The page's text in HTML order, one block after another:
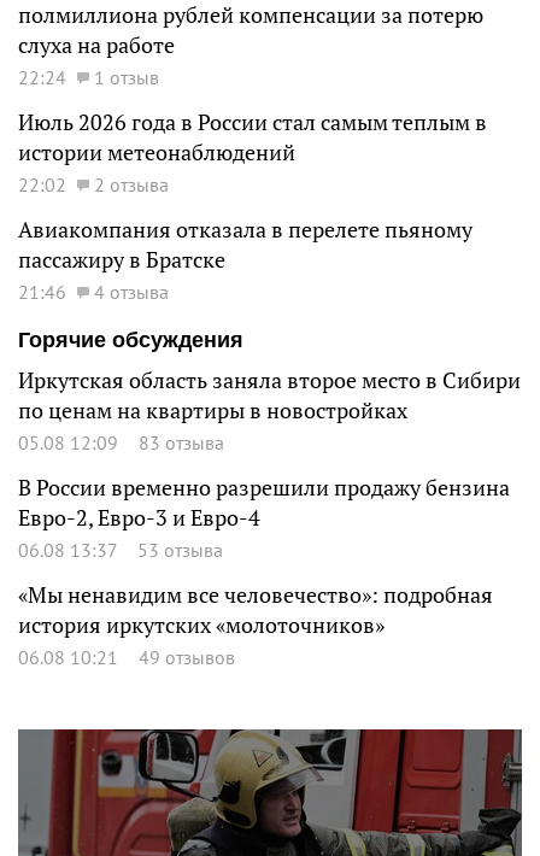
полмиллиона рублей компенсации за потерю
слуха на работе
22:24 1 отзыв
Июль 2026 года в России стал самым теплым в
истории метеонаблюдений
22:02 2 отзыва
Авиакомпания отказала в перелете пьяному
пассажиру в Братске
21:46
4 отзыва
Горячие обсуждения
Иркутская область заняла второе место в Сибири
по ценам на квартиры в новостройках
05.08 12:09 83 отзыва
В России временно разрешили продажу бензина
Евро-2, Евро-3 и Евро-4
06.08 13:37 53 отзыва
«Мы ненавидим все человечество»: подробная
история иркутских «молоточников»
06.08 10:21 49 отзывов